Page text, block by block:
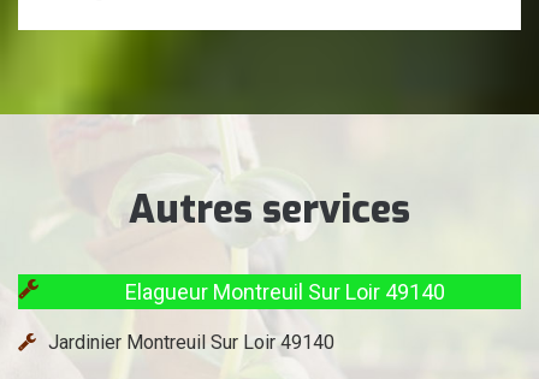
Autres services
Elagueur Montreuil Sur Loir 49140
Jardinier Montreuil Sur Loir 49140